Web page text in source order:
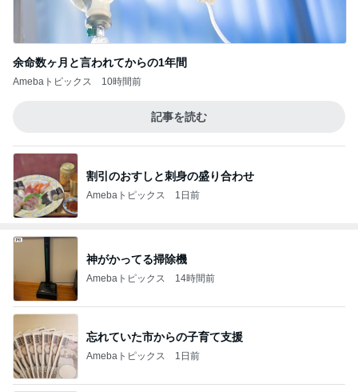
余命数ヶ月と言われてからの1年間
Amebaトピックス 10時間前
記事を読む
割引のおすしと刺身の盛り合わせ
Amebaトピックス 1日前
神がかってる掃除機
Amebaトピックス 14時間前
忘れていた市からの子育て支援
Amebaトピックス 1日前